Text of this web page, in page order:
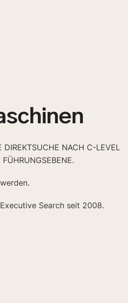
DIREKTSUCHE NACH C-LEVEL
Search seit 2008.